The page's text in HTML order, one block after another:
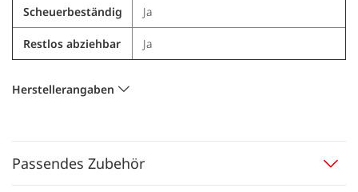
Scheuerbeständig Ja
Restlos abziehbar Ja
Herstellerangaben
Passendes Zubehör